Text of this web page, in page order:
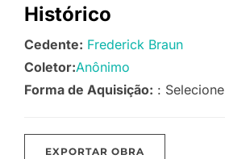
Histórico
Cedente: Frederick Braun
Coletor:Anônimo
Forma de Aquisição: : Selecione
EXPORTAR OBRA